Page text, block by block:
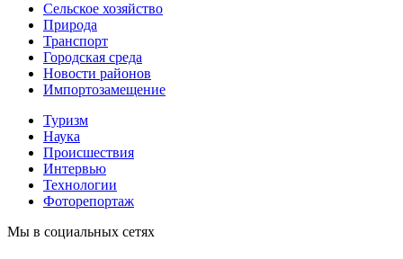
Сельское хозяйство
Природа
Транспорт
Городская среда
Новости районов
Импортозамещение
Туризм
Наука
Происшествия
Интервью
Технологии
Фоторепортаж
Мы в социальных сетях